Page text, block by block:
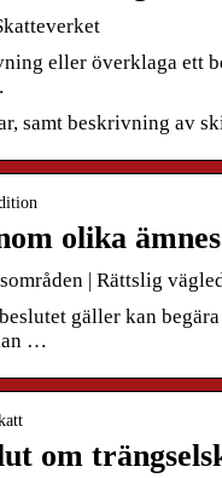
eller överklaga ett
samt beskrivning av
olika
| Rättslig
gäller kan
…
om